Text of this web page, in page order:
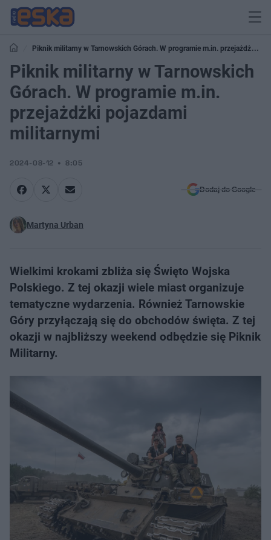
Piknik militarny w Tarnowskich Górach. W programie m.in. przejażdżki
pojazdami militarnymi
Piknik militarny w Tarnowskich
Górach. W programie m.in.
przejażdżki pojazdami
militarnymi
2024-08-12 8:05
Dodaj do Google
Martyna Urban
Wielkimi krokami zbliża się Święto Wojska
Polskiego. Z tej okazji wiele miast organizuje
tematyczne wydarzenia. Również Tarnowskie
Góry przyłączają się do obchodów święta. Z tej
okazji w najbliższy weekend odbędzie się Piknik
Militarny.